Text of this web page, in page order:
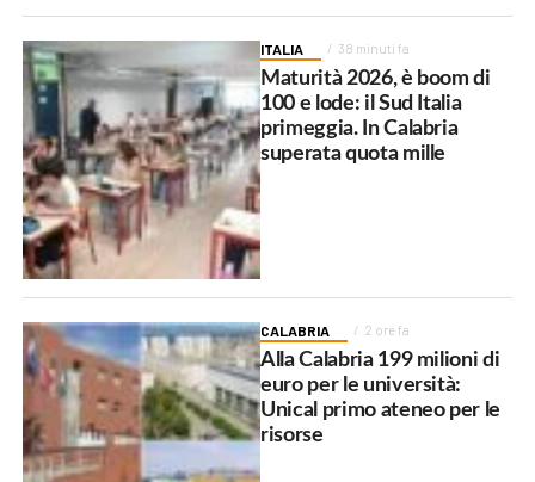
ITALIA 38 minuti fa
Maturità 2026, è boom di
100 e lode: il Sud Italia
primeggia. In Calabria
superata quota mille
CALABRIA 2 ore fa
Alla Calabria 199 milioni di
euro per le università:
Unical primo ateneo per le
risorse